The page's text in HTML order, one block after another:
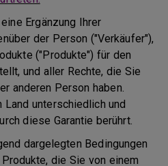
Ergänzung Ihrer
der Person ("Verkäufer"),
("Produkte") für den
und aller Rechte, die Sie
anderen Person haben.
unterschiedlich und
diese Garantie berührt.
dargelegten Bedingungen
die Sie von einem